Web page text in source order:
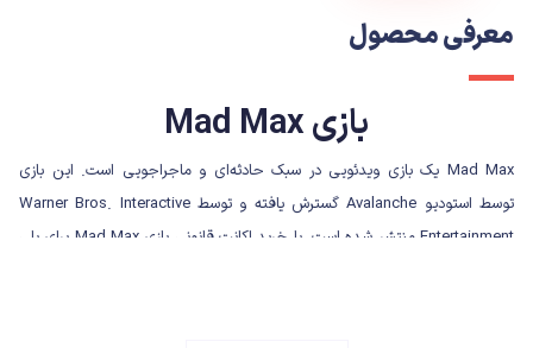
معرفی محصول
بازی Mad Max
Mad Max یک بازی ویدئویی در سبک حادثه‌ای و ماجراجویی است. این بازی
توسط استودیو Avalanche گسترش یافته و توسط Warner Bros. Interactive
Entertainment منتشر شده است. با خرید اکانت قانونی بازی Mad Max برای پلی